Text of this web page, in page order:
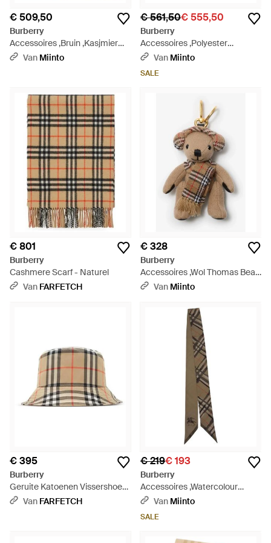
€ 509,50
Burberry
Accessoires ,Bruin ,Kasjmier
Mu Giant Check Scarf - Naturel
Van Miinto
€ 561,50€ 555,50
Burberry
Accessoires ,Polyester
Portefeuilles & Porte-Cartes -
Van Miinto
SALE
€ 801
Burberry
Cashmere Scarf - Naturel
Van FARFETCH
€ 328
Burberry
Accessoires ,Wol Thomas Bear
Keyring - Naturel
Van Miinto
€ 395
Burberry
Geruite Katoenen Vissershoed
- Naturel
Van FARFETCH
€ 219€ 193
Burberry
Accessoires ,Watercolour
Check Zijden Sjaal - Naturel
Van Miinto
SALE